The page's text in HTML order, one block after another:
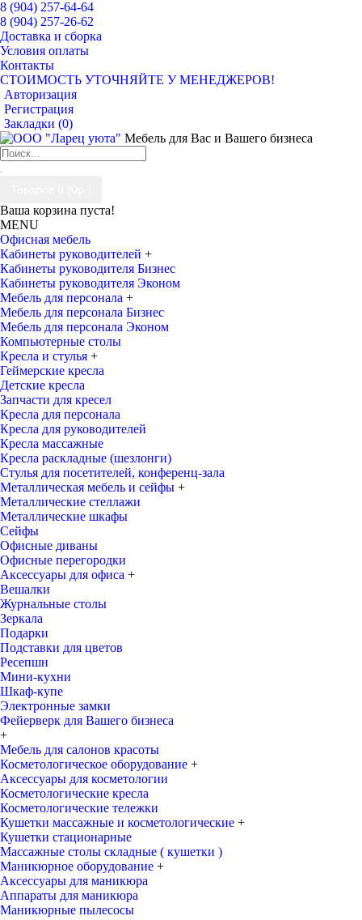
8 (904) 257-64-64
8 (904) 257-26-62
Доставка и сборка
Условия оплаты
Контакты
СТОИМОСТЬ УТОЧНЯЙТЕ У МЕНЕДЖЕРОВ!
Авторизация
Регистрация
Закладки (0)
Мебель для Вас и Вашего бизнеса
Ваша корзина пуста!
MENU
Офисная мебель
Кабинеты руководителей +
Кабинеты руководителя Бизнес
Кабинеты руководителя Эконом
Мебель для персонала +
Мебель для персонала Бизнес
Мебель для персонала Эконом
Компьютерные столы
Кресла и стулья +
Геймерские кресла
Детские кресла
Запчасти для кресел
Кресла для персонала
Кресла для руководителей
Кресла массажные
Кресла раскладные (шезлонги)
Стулья для посетителей, конференц-зала
Металлическая мебель и сейфы +
Металлические стеллажи
Металлические шкафы
Сейфы
Офисные диваны
Офисные перегородки
Аксессуары для офиса +
Вешалки
Журнальные столы
Зеркала
Подарки
Подставки для цветов
Ресепшн
Мини-кухни
Шкаф-купе
Электронные замки
Фейерверк для Вашего бизнеса
+
Мебель для салонов красоты
Косметологическое оборудование +
Аксессуары для косметологии
Косметологические кресла
Косметологические тележки
Кушетки массажные и косметологические +
Кушетки стационарные
Массажные столы складные ( кушетки )
Маникюрное оборудование +
Аксессуары для маникюра
Аппараты для маникюра
Маникюрные пылесосы